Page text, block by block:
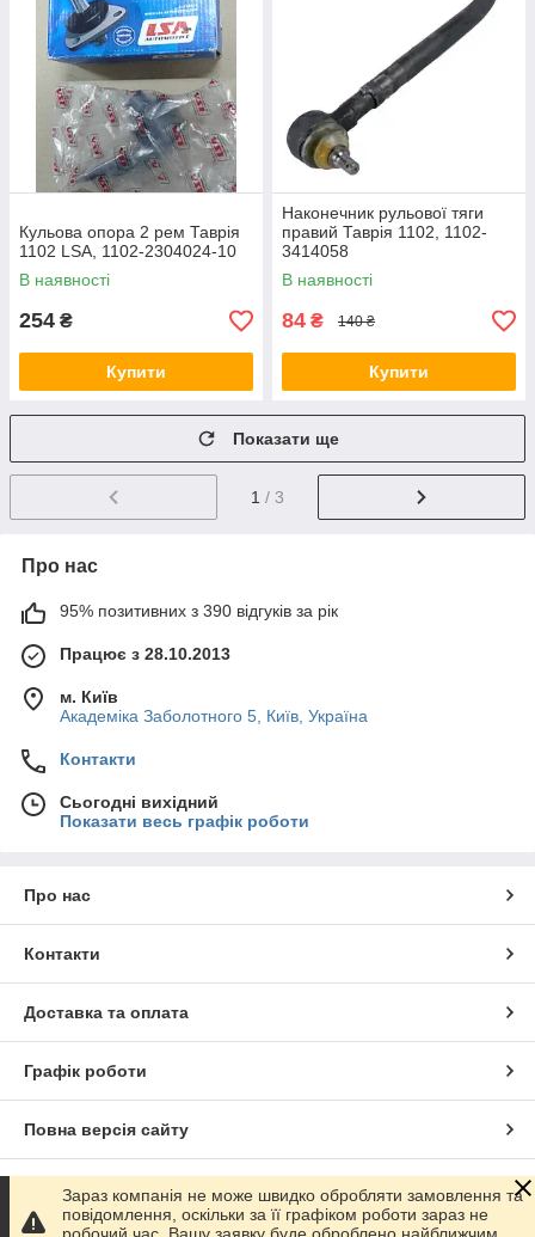
Кульова опора 2 рем Таврія
1102 LSA, 1102-2304024-10
В наявності
254 ₴
Купити
Наконечник рульової тяги
правий Таврія 1102, 1102-
3414058
В наявності
84 ₴ 140 ₴
Купити
Показати ще
1 / 3
Про нас
95% позитивних з 390 відгуків за рік
Працює з 28.10.2013
м. Київ
Академіка Заболотного 5, Київ, Україна
Контакти
Сьогодні вихідний
Показати весь графік роботи
Про нас
Контакти
Доставка та оплата
Графік роботи
Повна версія сайту
Сайт створено на маркетплейсі Prom.ua
Зараз компанія не може швидко обробляти замовлення та
повідомлення, оскільки за її графіком роботи зараз не